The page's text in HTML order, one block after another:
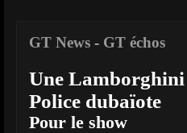
GT News - GT échos
Une
Police dubaïote
Pour le show